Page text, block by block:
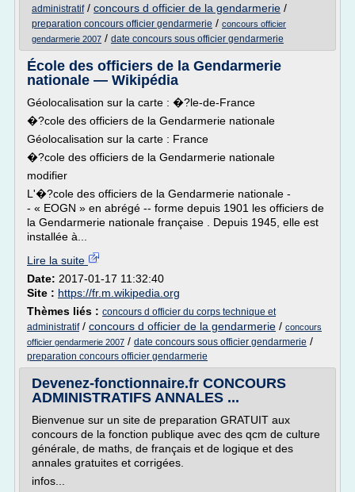
administratif/ concours d officier de la gendarmerie /
preparation concours officier gendarmerie / concours officier
gendarmerie 2007 / date concours sous officier gendarmerie
École des officiers de la Gendarmerie
nationale — Wikipédia
Géolocalisation sur la carte : �?le-de-France
�?cole des officiers de la Gendarmerie nationale
Géolocalisation sur la carte : France
�?cole des officiers de la Gendarmerie nationale
modifier
L'�?cole des officiers de la Gendarmerie nationale -
- « EOGN » en abrégé -- forme depuis 1901 les officiers de
la Gendarmerie nationale française . Depuis 1945, elle est
installée à...
Lire la suite
Date: 2017-01-17 11:32:40
Site : https://fr.m.wikipedia.org
Thèmes liés : concours d officier du corps technique et
administratif/ concours d officier de la gendarmerie / concours
officier gendarmerie 2007 / date concours sous officier gendarmerie /
preparation concours officier gendarmerie
Devenez-fonctionnaire.fr CONCOURS
ADMINISTRATIFS ANNALES ...
Bienvenue sur un site de preparation GRATUIT aux
concours de la fonction publique avec des qcm de culture
générale, de maths, de français et de logique et des
annales gratuites et corrigées.
infos...